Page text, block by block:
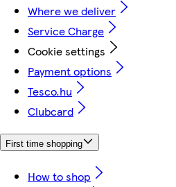
Where we deliver
Service Charge
Cookie settings
Payment options
Tesco.hu
Clubcard
First time shopping
How to shop